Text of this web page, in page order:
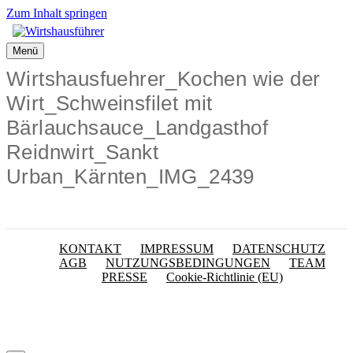
Zum Inhalt springen
Menü
Wirtshausfuehrer_Kochen wie der
Wirt_Schweinsfilet mit
Bärlauchsauce_Landgasthof
Reidnwirt_Sankt
Urban_Kärnten_IMG_2439
KONTAKT IMPRESSUM
DATENSCHUTZ
AGB
NUTZUNGSBEDINGUNGEN
TEAM
PRESSE
Cookie-Richtlinie (EU)